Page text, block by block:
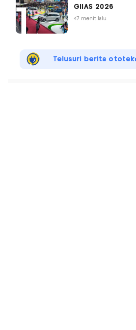
GIIAS 2026
47 menit lalu
Telusuri berita